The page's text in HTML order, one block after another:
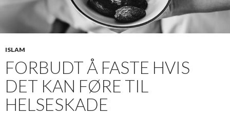
ISLAM
FORBUDT Å FASTE HVIS
DET KAN FØRE TIL
HELSESKADE